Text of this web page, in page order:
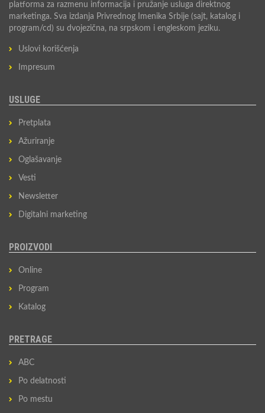
platforma za razmenu informacija i pružanje usluga direktnog
marketinga. Sva izdanja Privrednog Imenika Srbije (sajt, katalog i
program/cd) su dvojezična, na srpskom i engleskom jeziku.
Uslovi korišćenja
Impresum
USLUGE
Pretplata
Ažuriranje
Oglašavanje
Vesti
Newsletter
Digitalni marketing
PROIZVODI
Online
Program
Katalog
PRETRAGE
ABC
Po delatnosti
Po mestu